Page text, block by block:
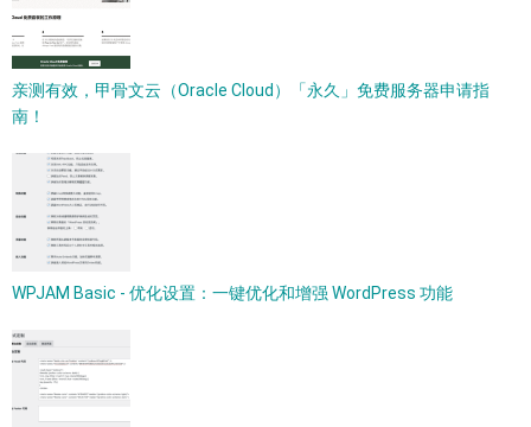
亲测有效，甲骨文云（Oracle Cloud）「永久」免费服务器申请指
南！
WPJAM Basic - 优化设置：一键优化和增强 WordPress 功能